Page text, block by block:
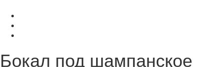
Бокал под шампанское